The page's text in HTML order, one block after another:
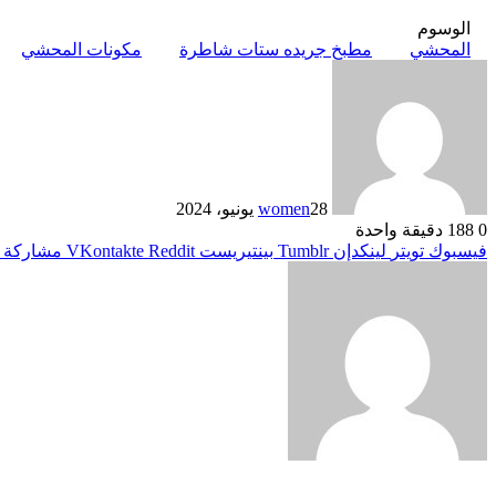
الوسوم
المحشي
مطبخ جريده ستات شاطرة مكونات المحشي
women28 يونيو، 2024
0
دقيقة واحدة
فيسبوك تويتر لينكدإن بينتيريست مشاركة